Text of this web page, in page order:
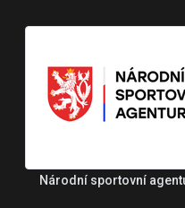
Národní sportovní